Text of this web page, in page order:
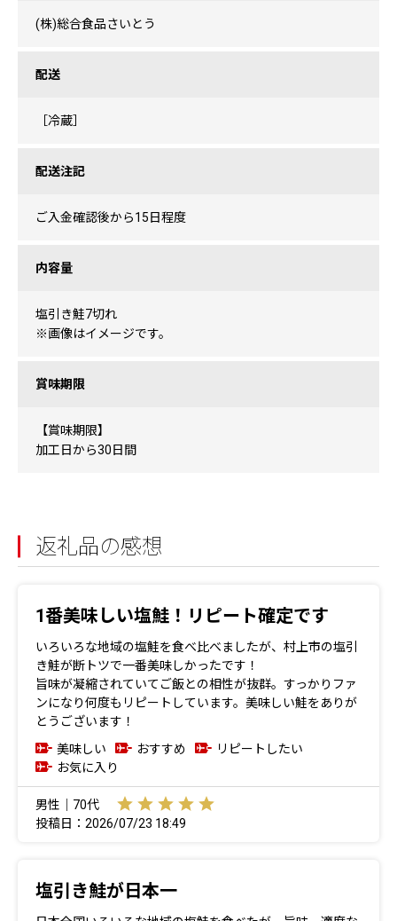
(株)総合食品さいとう
配送
［冷蔵］
配送注記
ご入金確認後から15日程度
内容量
塩引き鮭7切れ
※画像はイメージです。
賞味期限
【賞味期限】
加工日から30日間
返礼品の感想
1番美味しい塩鮭！リピート確定です
いろいろな地域の塩鮭を食べ比べましたが、村上市の塩引
き鮭が断トツで一番美味しかったです！
旨味が凝縮されていてご飯との相性が抜群。すっかりファ
ンになり何度もリピートしています。美味しい鮭をありが
とうございます！
美味しい
おすすめ
リピートしたい
お気に入り
男性｜70代
投稿日：2026/07/23 18:49
塩引き鮭が日本一